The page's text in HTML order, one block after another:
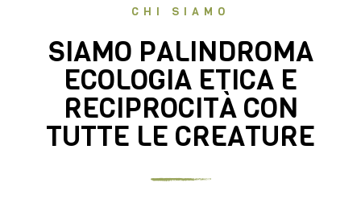
CHI SIAMO
SIAMO PALINDROMA
ECOLOGIA ETICA E
RECIPROCITÀ CON
TUTTE LE CREATURE